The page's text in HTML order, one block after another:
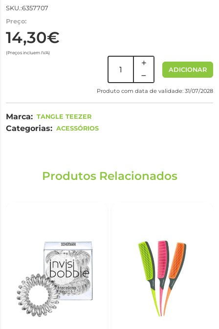
SKU.:6357707
Preço:
14,30€
(Preços incluem IVA)
ADICIONAR
Produto com data de validade: 31/07/2028
Marca: TANGLE TEEZER
Categorias: ACESSÓRIOS
Produtos Relacionados